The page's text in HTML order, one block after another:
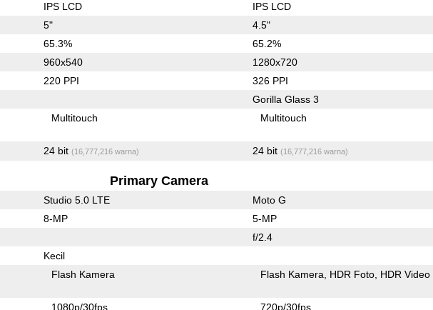
IPS LCD IPS LCD
5" 4.5"
65.3% 65.2%
960x540 1280x720
220 PPI 326 PPI
Gorilla Glass 3
Multitouch Multitouch
24 bit (16,777,216 warna) 24 bit (16,777,216 warna)
Primary Camera
Studio 5.0 LTE Moto G
8-MP 5-MP
f/2.4
Kecil
Flash Kamera Flash Kamera HDR Foto HDR Video
1080p/30fps 720p/30fps